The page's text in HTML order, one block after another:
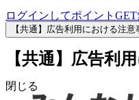
ログインしてポイントGET
【共通】広告利用における注意
【共通】広告利
閉じる